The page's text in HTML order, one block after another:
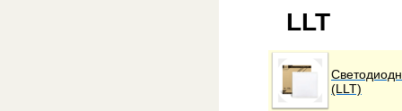
LLT
(LLT)